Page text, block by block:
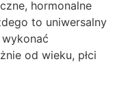
hormonalne
to uniwersalny
od wieku, płci